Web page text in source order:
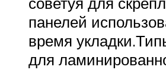
панелей
время
для